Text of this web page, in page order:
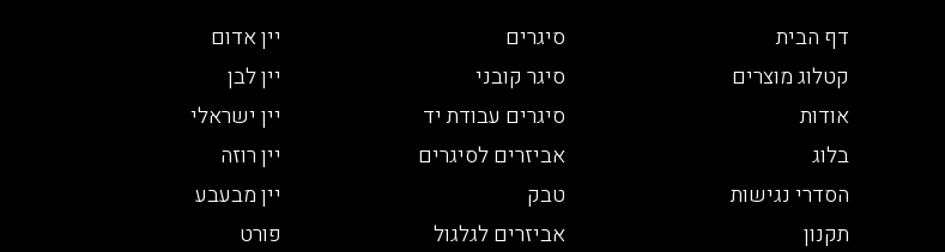
דף הבית
קטלוג מוצרים
אודות
בלוג
הסדרי נגישות
תקנון
סיגרים
סיגר קובני
סיגרים עבודת יד
אביזרים לסיגרים
טבק
אביזרים לגלגול
יין אדום
יין לבן
יין ישראלי
יין רוזה
יין מבעבע
פורט